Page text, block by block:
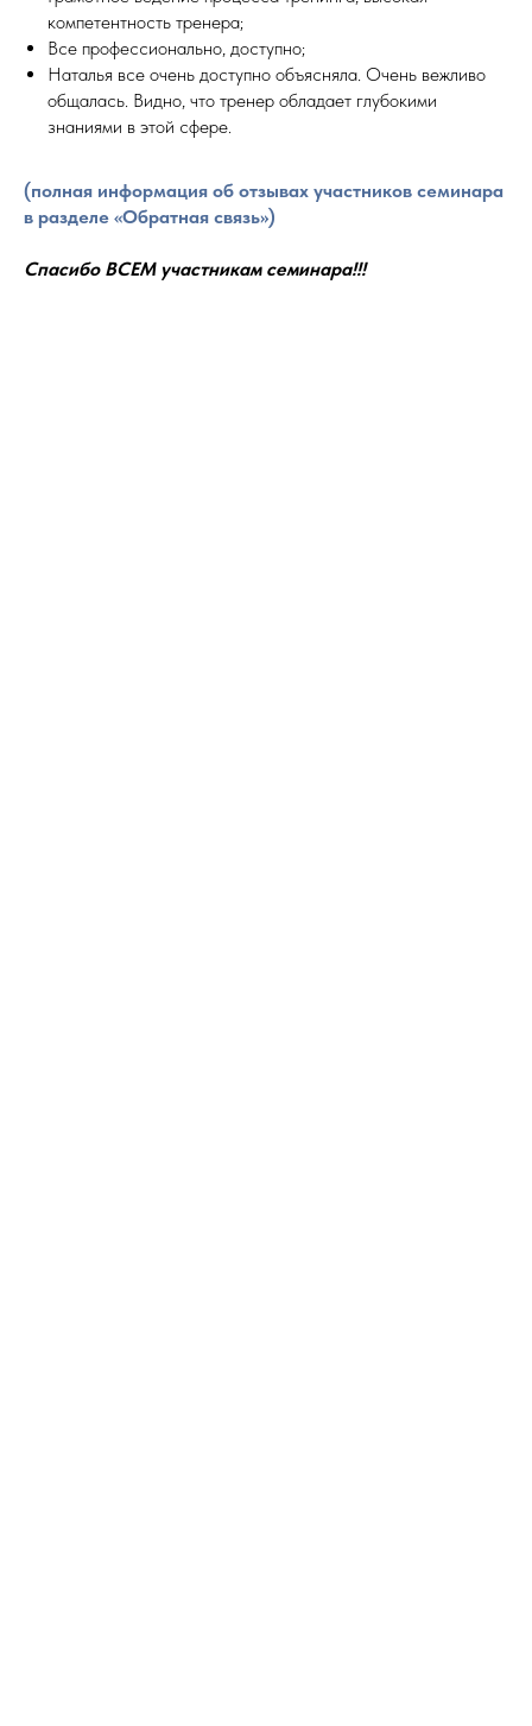
компетентность тренера;
Все профессионально, доступно;
Наталья все очень доступно объясняла. Очень вежливо
общалась. Видно, что тренер обладает глубокими
знаниями в этой сфере.
(полная информация об отзывах участников семинара
в разделе «Обратная связь»)
Спасибо ВСЕМ участникам семинара!!!